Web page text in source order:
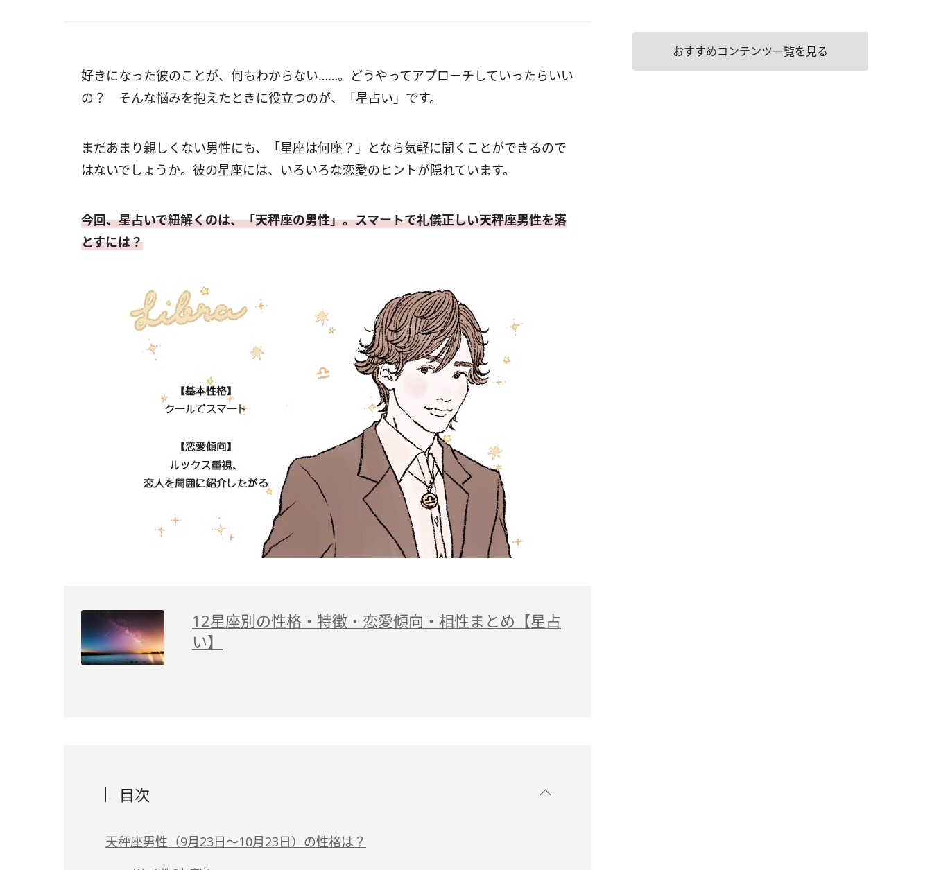
好きになった彼のことが、何もわからない……。どうやってアプローチしていったらいい
の？ そんな悩みを抱えたときに役立つのが、「星占い」です。
まだあまり親しくない男性にも、「星座は何座？」となら気軽に聞くことができるので
はないでしょうか。彼の星座には、いろいろな恋愛のヒントが隠れています。
今回、星占いで紐解くのは、「天秤座の男性」。スマートで礼儀正しい天秤座男性を落
とすには？
12星座別の性格・特徴・恋愛傾向・相性まとめ【星占
い】
目次
天秤座男性（9月23日～10月23日）の性格は？
おすすめコンテンツ一覧を見る